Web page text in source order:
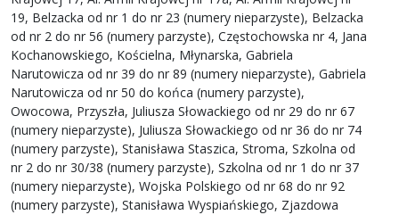
19, Belzacka od nr 1 do nr 23 (numery nieparzyste), Belzacka
od nr 2 do nr 56 (numery parzyste), Częstochowska nr 4, Jana
Kochanowskiego, Kościelna, Młynarska, Gabriela
Narutowicza od nr 39 do nr 89 (numery nieparzyste), Gabriela
Narutowicza od nr 50 do końca (numery parzyste),
Owocowa, Przyszła, Juliusza Słowackiego od nr 29 do nr 67
(numery nieparzyste), Juliusza Słowackiego od nr 36 do nr 74
(numery parzyste), Stanisława Staszica, Stroma, Szkolna od
nr 2 do nr 30/38 (numery parzyste), Szkolna od nr 1 do nr 37
(numery nieparzyste), Wojska Polskiego od nr 68 do nr 92
(numery parzyste), Stanisława Wyspiańskiego, Zjazdowa